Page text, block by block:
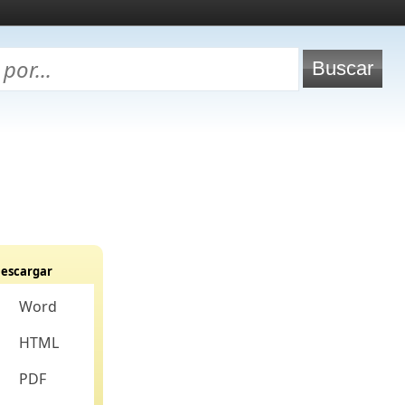
Word
HTML
PDF